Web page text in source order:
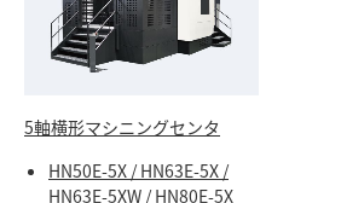
5軸横形マシニングセンタ
HN50E-5X / HN63E-5X /
HN63E-5XW / HN80E-5X